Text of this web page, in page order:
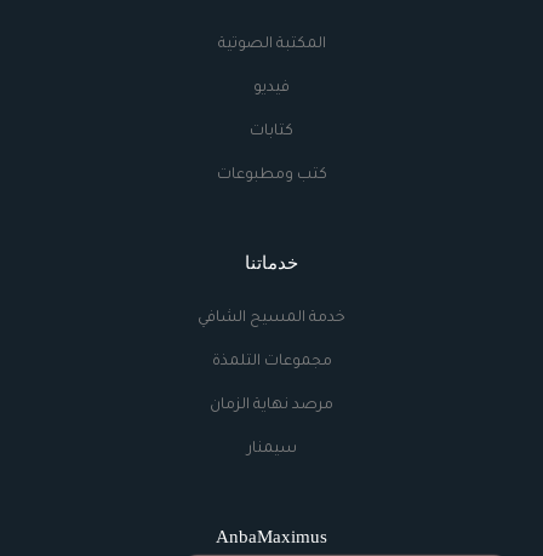
المكتبة الصوتية
فيديو
كتابات
كتب ومطبوعات
خدماتنا
خدمة المسيح الشافي
مجموعات التلمذة
مرصد نهاية الزمان
سيمنار
AnbaMaximus